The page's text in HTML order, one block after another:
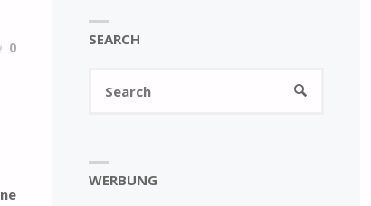
0
SEARCH
SEARCH
WERBUNG